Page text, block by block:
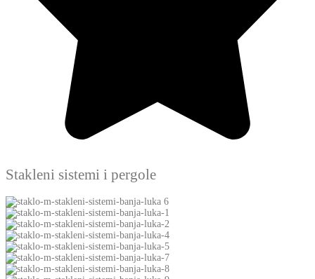
Stakleni sistemi i pergole